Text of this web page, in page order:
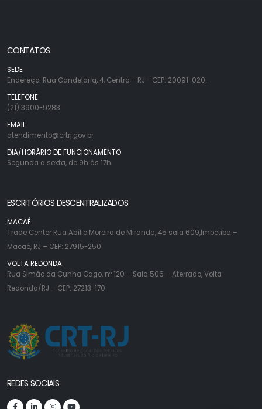
CONTATOS
SEDE
Endereço: Rua Candelaria, 4, Centro – RJ - CEP: 20091-020.
TELEFONE
(21) 3900-9283
EMAIL
atendimento@crtrj.gov.br
DIA/HORÁRIO DE FUNCIONAMENTO
Segunda a sexta, de 9h às 17h.
ESCRITÓRIOS DESCENTRALIZADOS
MACAÉ
Trade Center Rua Abílio Moreira de Miranda, 45 sala 609,Imbetiba –
Macaé, RJ – CEP: 27915-250
VOLTA REDONDA
Rua Simão da Cunha Gago, nº 120 – Sala 506 – Aterrado, Volta
Redonda/RJ – CEP: 27213-170
REDES SOCIAIS